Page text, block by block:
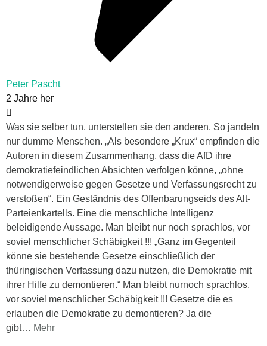
Peter Pascht
2 Jahre her
Was sie selber tun, unterstellen sie den anderen. So jandeln
nur dumme Menschen. „Als besondere „Krux“ empfinden die
Autoren in diesem Zusammenhang, dass die AfD ihre
demokratiefeindlichen Absichten verfolgen könne, „ohne
notwendigerweise gegen Gesetze und Verfassungsrecht zu
verstoßen“. Ein Geständnis des Offenbarungseids des Alt-
Parteienkartells. Eine die menschliche Intelligenz
beleidigende Aussage. Man bleibt nur noch sprachlos, vor
soviel menschlicher Schäbigkeit !!! „Ganz im Gegenteil
könne sie bestehende Gesetze einschließlich der
thüringischen Verfassung dazu nutzen, die Demokratie mit
ihrer Hilfe zu demontieren.“ Man bleibt nurnoch sprachlos,
vor soviel menschlicher Schäbigkeit !!! Gesetze die es
erlauben die Demokratie zu demontieren? Ja die
gibt… Mehr